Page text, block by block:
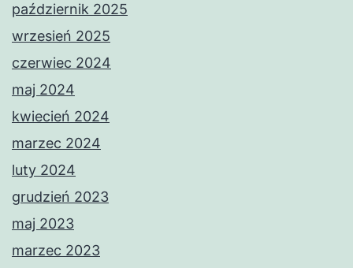
październik 2025
wrzesień 2025
czerwiec 2024
maj 2024
kwiecień 2024
marzec 2024
luty 2024
grudzień 2023
maj 2023
marzec 2023